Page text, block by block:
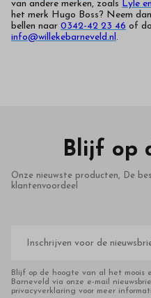
van andere merken, zoals Lyle
het merk Hugo Boss? Neem
bellen naar 0342-42 23 46 of
info@willekebarneveld.nl.
Blijf op
Onze nieuwste producten, De
klantenvoordeel
mailadres
Blijf op de hoogte van al het moois
Barneveld via onze e-mail
privacyverklaring voor meer